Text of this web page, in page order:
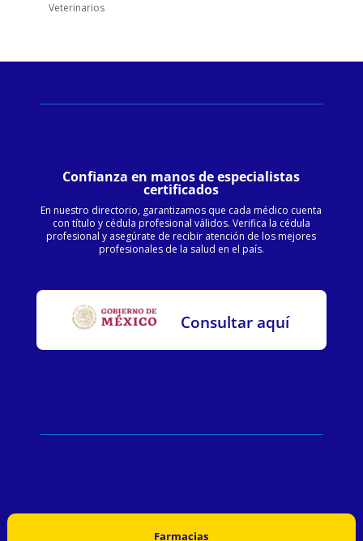
Veterinarios
Confianza en manos de especialistas
certificados
En nuestro directorio, garantizamos que cada médico cuenta
con título y cédula profesional válidos. Verifica la cédula
profesional y asegúrate de recibir atención de los mejores
profesionales de la salud en el país.
Consultar aquí
Farmacias